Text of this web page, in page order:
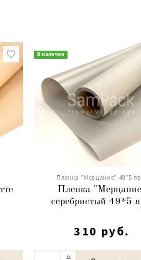
В наличии
Пленка "Мерцание" 49*5
Пленка
серебристый 49*5
310 руб.